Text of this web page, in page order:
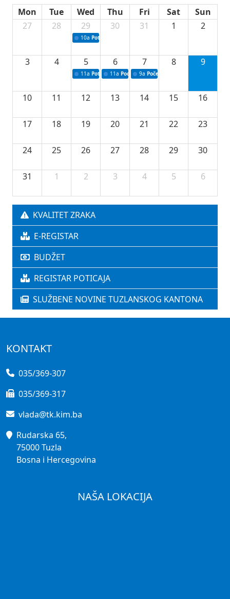
Mon Tue Wed Thu Fri Sat
Sun
27
28 29
10a Potpisivanje ugovora sa neprofitnim
30 31 1 2
3 4 5
11a Potpisivanje ugovora o stipendijama za
6
11a Podrška razvoju vodne infrastrukture u
7
9a Početak izgradnje nove
8 9
10 11 12 13 14 15 16
17 18 19 20 21 22 23
24 25 26 27 28 29 30
31 1 2 3 4 5 6
KVALITET ZRAKA
E-REGISTAR
BUDŽET
REGISTAR POTICAJA
SLUŽBENE NOVINE TUZLANSKOG KANTONA
KONTAKT
035/369-307
035/369-317
vlada@tk.kim.ba
Rudarska 65,
75000 Tuzla
Bosna i Hercegovina
NAŠA LOKACIJA